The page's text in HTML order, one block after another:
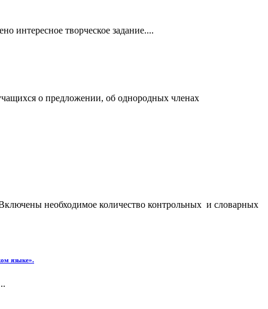
интересное творческое задание....
о предложении, об однородных членах
необходимое количество контрольных и словарных
языке».